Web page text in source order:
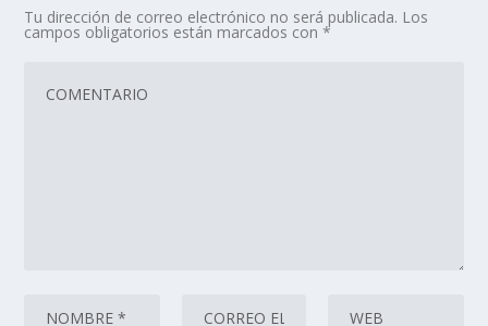
Tu dirección de correo electrónico no será publicada. Los
campos obligatorios están marcados con*